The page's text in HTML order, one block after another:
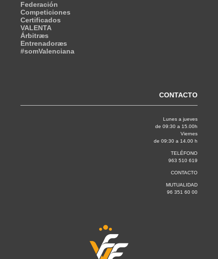
Federación
Competiciones
Certificados
VALENTA
Árbitræs
Entrenadoræs
#somValenciana
CONTACTO
Lunes a jueves
de 09:30 a 15.00h
Viernes
de 09:30 a 14.00 h
TELÉFONO
963 510 619
CONTACTO
MUTUALIDAD
96 351 60 00